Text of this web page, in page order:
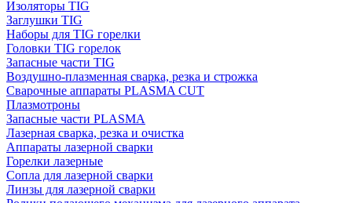
Изоляторы TIG
Заглушки TIG
Наборы для TIG горелки
Головки TIG горелок
Запасные части TIG
Воздушно-плазменная сварка, резка и строжка
Сварочные аппараты PLASMA CUT
Плазмотроны
Запасные части PLASMA
Лазерная сварка, резка и очистка
Аппараты лазерной сварки
Горелки лазерные
Сопла для лазерной сварки
Линзы для лазерной сварки